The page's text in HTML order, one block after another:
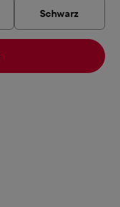
Schwarz